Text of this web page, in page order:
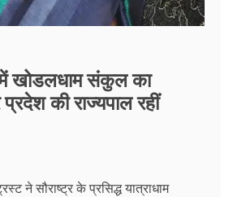
खोडलधाम संकुल का
की राज्यपाल रहीं
ने सौराष्ट्र के प्रसिद्ध यात्राधाम